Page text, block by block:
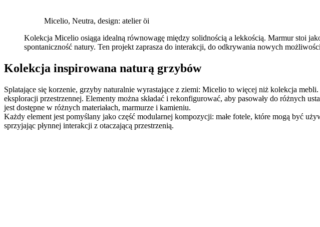
Micelio, Neutra, design: atelier öi
Kolekcja Micelio osiąga idealną równowagę między solidnością a lekkością. Marmur stoi
spontaniczność natury. Ten projekt zaprasza do interakcji, do odkrywania nowych
Kolekcja inspirowana naturą grzybów
Splatające się korzenie, grzyby naturalnie wyrastające z ziemi: Micelio to więcej niż kolekcja
eksploracji przestrzennej. Elementy można składać i rekonfigurować, aby pasowały do różnych
jest dostępne w różnych materiałach, marmurze i kamieniu.
Każdy element jest pomyślany jako część modularnej kompozycji: małe fotele, które mogą być
sprzyjając płynnej interakcji z otaczającą przestrzenią.